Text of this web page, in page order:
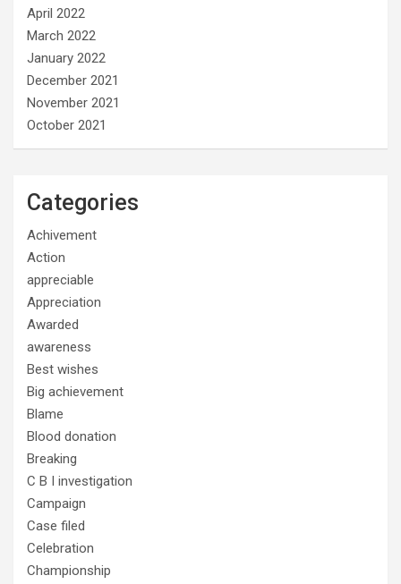
April 2022
March 2022
January 2022
December 2021
November 2021
October 2021
Categories
Achivement
Action
appreciable
Appreciation
Awarded
awareness
Best wishes
Big achievement
Blame
Blood donation
Breaking
C B I investigation
Campaign
Case filed
Celebration
Championship